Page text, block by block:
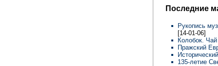
Последние
Рукопись
[14-01-06]
Колобок.
Пражский
135-летие